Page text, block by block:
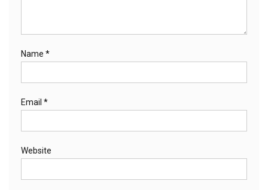
Name *
Email *
Website